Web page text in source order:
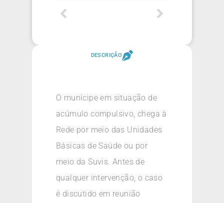
DESCRIÇÃO
O munícipe em situação de
acúmulo compulsivo, chega à
Rede por meio das Unidades
Básicas de Saúde ou por
meio da Suvis. Antes de
qualquer intervenção, o caso
é discutido em reunião